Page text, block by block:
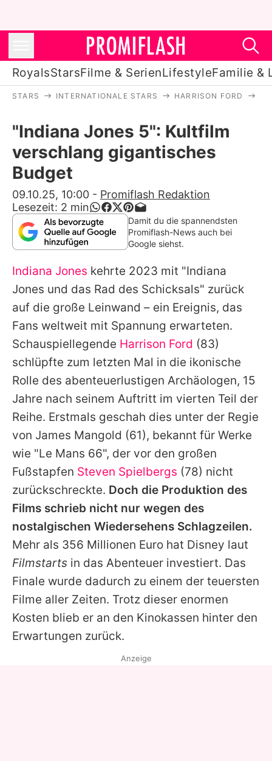
RoyalsStarsFilme & SerienLifestyleFamilie &
Stars
Filme & Serien
Lifestyle
Familie & Liebe
Promiflash Exklusiv
Alle Themen auf Promiflash
Jobs
App runterladen
Team
Redaktionelle Richtlinien
Impressum
Datenschutzerklärung
Nutzungsbedingungen
Utiq verwalten
STARS INTERNATIONALE STARS HARRISON FORD
"Indiana Jones 5": Kultfilm
verschlang gigantisches
Budget
09.10.25, 10:00 - Promiflash Redaktion
Lesezeit: 2 min
Damit du die spannendsten
Promiflash-News auch bei
Google siehst.
Indiana Jones kehrte 2023 mit "Indiana
Jones und das Rad des Schicksals" zurück
auf die große Leinwand – ein Ereignis, das
Fans weltweit mit Spannung erwarteten.
Schauspiellegende Harrison Ford (83)
schlüpfte zum letzten Mal in die ikonische
Rolle des abenteuerlustigen Archäologen, 15
Jahre nach seinem Auftritt im vierten Teil der
Reihe. Erstmals geschah dies unter der Regie
von James Mangold (61), bekannt für Werke
wie "Le Mans 66", der vor den großen
Fußstapfen Steven Spielbergs (78) nicht
zurückschreckte. Doch die Produktion des
Films schrieb nicht nur wegen des
nostalgischen Wiedersehens Schlagzeilen.
Mehr als 356 Millionen Euro hat Disney laut
Filmstarts in das Abenteuer investiert. Das
Finale wurde dadurch zu einem der teuersten
Filme aller Zeiten. Trotz dieser enormen
Kosten blieb er an den Kinokassen hinter den
Erwartungen zurück.
Anzeige